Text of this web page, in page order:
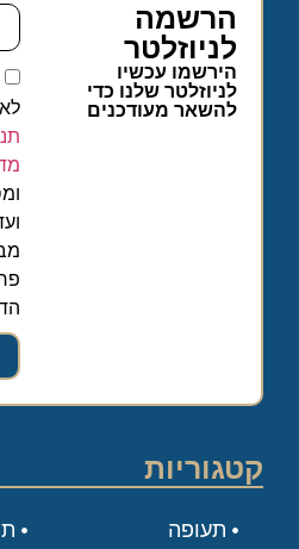
הרשמה
לניוזלטר
הירשמו עכשיו
לניוזלטר שלנו כדי
להשאר מעודכנים
קטגוריות
תעופה